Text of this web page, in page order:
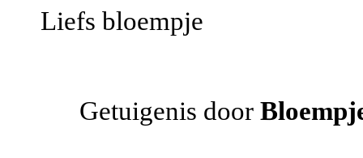
Liefs bloempje
Getuigenis door